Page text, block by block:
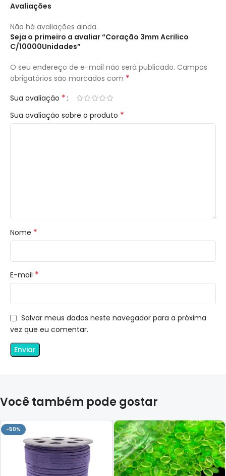
Avaliações
Não há avaliações ainda.
Seja o primeiro a avaliar “Coração 3mm Acrilico
C/10000Unidades”
O seu endereço de e-mail não será publicado. Campos
obrigatórios são marcados com *
Sua avaliação *
Sua avaliação sobre o produto *
Nome *
E-mail *
Salvar meus dados neste navegador para a próxima
vez que eu comentar.
Você também pode gostar
-50%